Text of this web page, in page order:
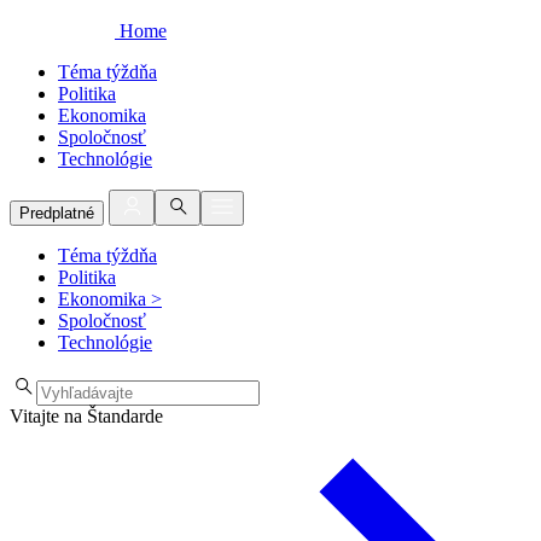
Home
Téma týždňa
Politika
Ekonomika
Spoločnosť
Technológie
Predplatné
Téma týždňa
Politika
Ekonomika >
Spoločnosť
Technológie
Vitajte na Štandarde